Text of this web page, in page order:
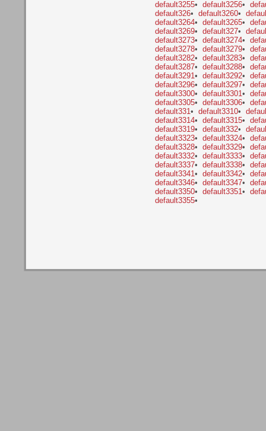
default3255• default3256•
default326• default3260•
default3264• default3265•
default3269• default327•
default3273• default3274•
default3278• default3279•
default3282• default3283•
default3287• default3288•
default3291• default3292•
default3296• default3297•
default3300• default3301•
default3305• default3306•
default331• default3310•
default3314• default3315•
default3319• default332•
default3323• default3324•
default3328• default3329•
default3332• default3333•
default3337• default3338•
default3341• default3342•
default3346• default3347•
default3350• default3351•
default3355•